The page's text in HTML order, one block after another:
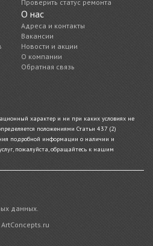
Проверить статус ремонта
О нас
Адреса и контакты
Вакансии
Новости и акции
О компании
Обратная связь
характер и ни при каких условиях не
положениями Статьи 437 (2)
подробной информации о наличии и
пожалуйста, обращайтесь к нашим
данных.